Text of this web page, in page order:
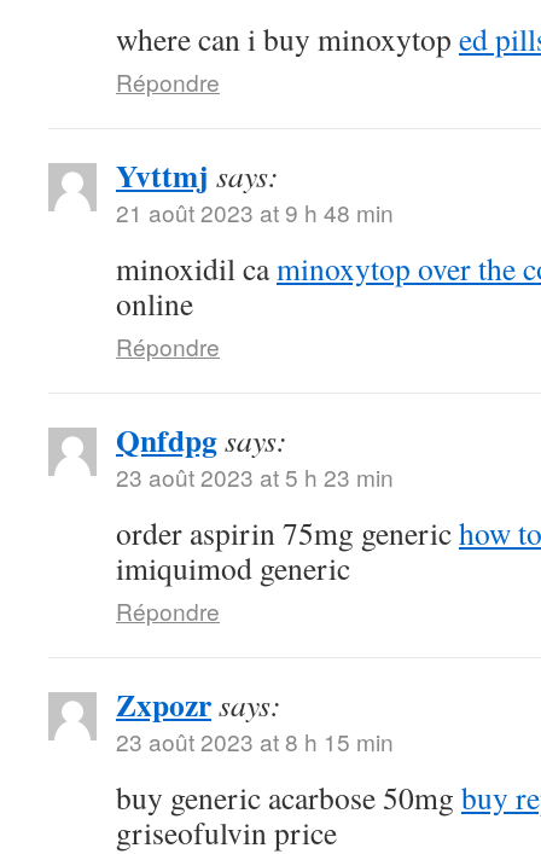
where can i buy minoxytop ed
Répondre
Yvttmj says:
21 août 2023 at 9 h 48 min
minoxidil caminoxytop over the
online
Répondre
Qnfdpgsays:
23 août 2023 at 5 h 23 min
order aspirin 75mg generichow
imiquimod generic
Répondre
Zxpozrsays:
23 août 2023 at 8 h 15 min
buy generic acarbose 50mg buy
griseofulvin price